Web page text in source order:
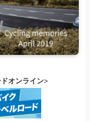
オンライン>